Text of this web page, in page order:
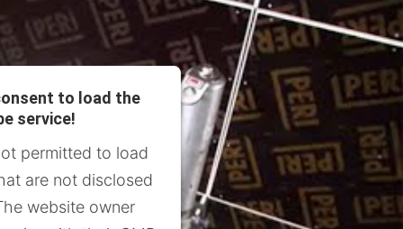
to load the
service!
permitted to load
are not disclosed
website owner